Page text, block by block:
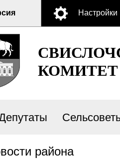
Настройки
КОМИТЕТ
района